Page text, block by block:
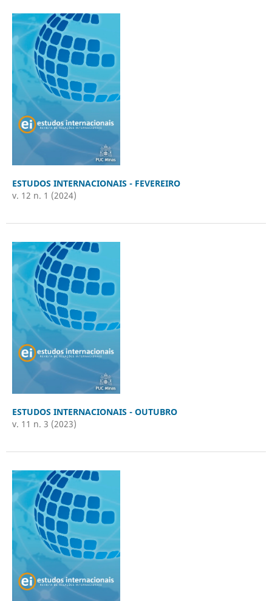
ESTUDOS INTERNACIONAIS - FEVEREIRO
v. 12 n. 1 (2024)
ESTUDOS INTERNACIONAIS - OUTUBRO
v. 11 n. 3 (2023)